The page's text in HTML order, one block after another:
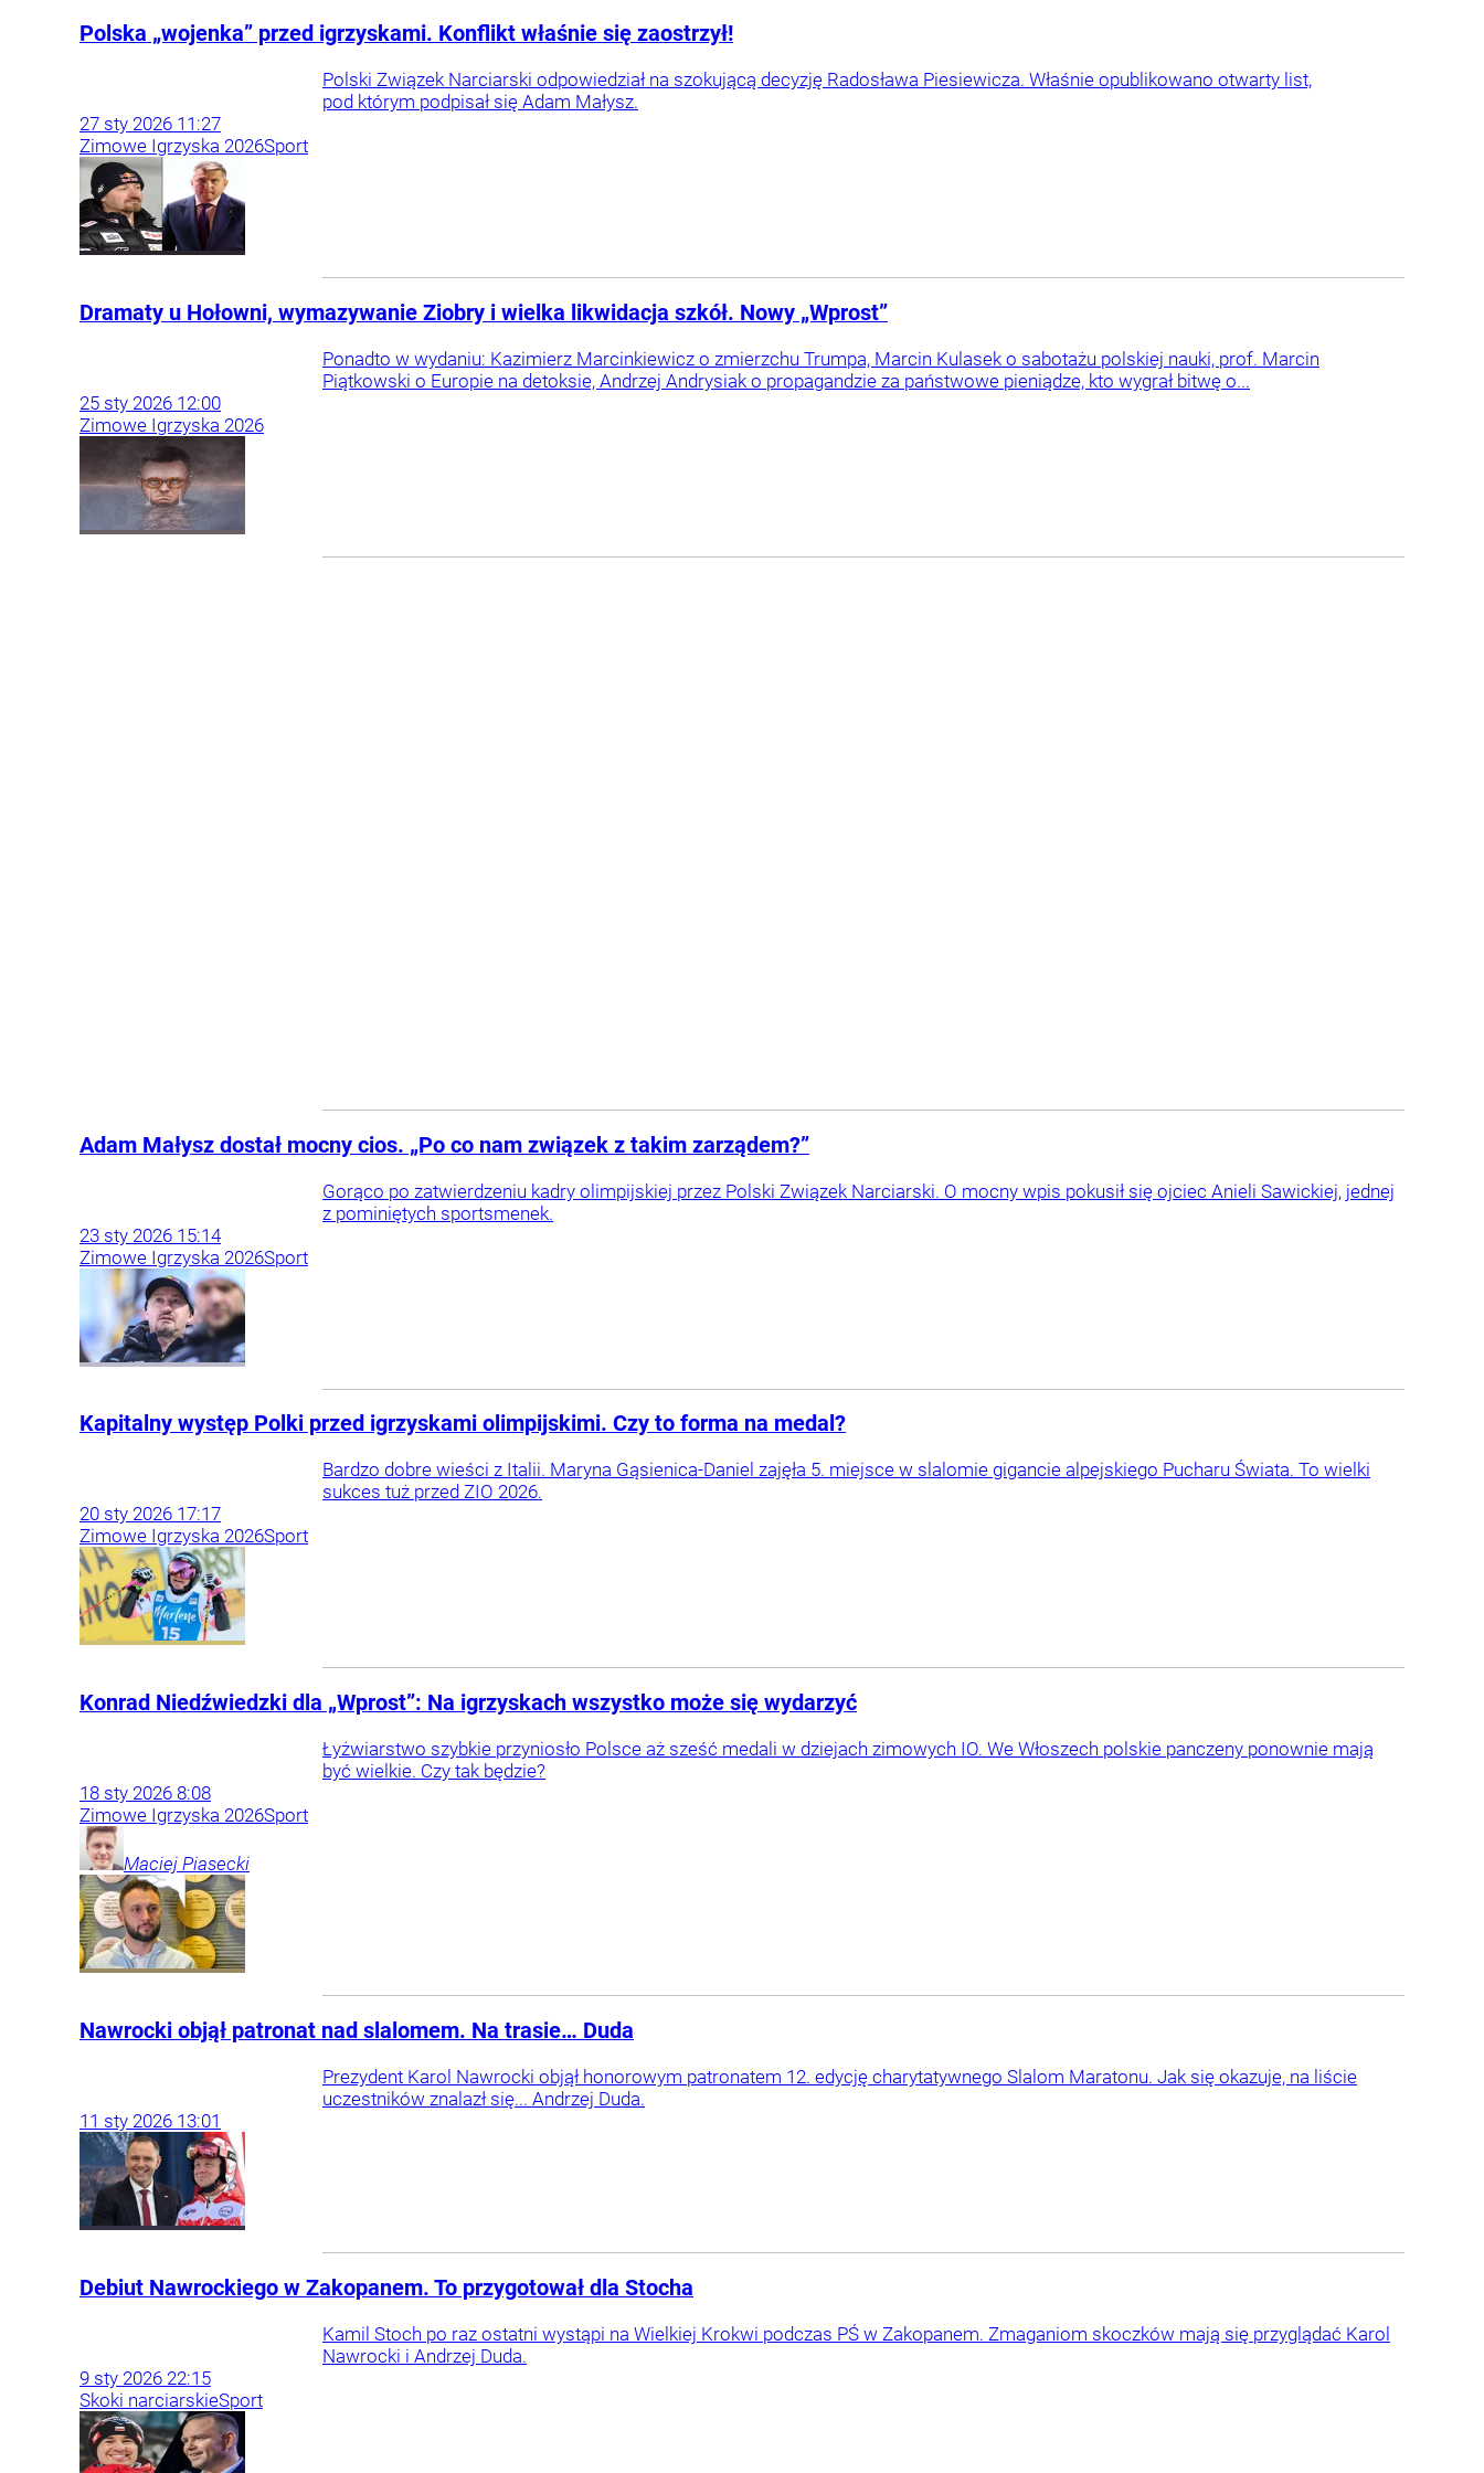
Polska „wojenka” przed igrzyskami. Konflikt właśnie się zaostrzył!
Polski Związek Narciarski odpowiedział na szokującą decyzję Radosława Piesiewicza. Właśnie opublikowano otwarty list,
pod którym podpisał się Adam Małysz.
27 sty 2026 11:27
Zimowe Igrzyska 2026Sport
Dramaty u Hołowni, wymazywanie Ziobry i wielka likwidacja szkół. Nowy „Wprost”
Ponadto w wydaniu: Kazimierz Marcinkiewicz o zmierzchu Trumpa, Marcin Kulasek o sabotażu polskiej nauki, prof. Marcin
Piątkowski o Europie na detoksie, Andrzej Andrysiak o propagandzie za państwowe pieniądze, kto wygrał bitwę o...
25 sty 2026 12:00
Zimowe Igrzyska 2026
Adam Małysz dostał mocny cios. „Po co nam związek z takim zarządem?”
Gorąco po zatwierdzeniu kadry olimpijskiej przez Polski Związek Narciarski. O mocny wpis pokusił się ojciec Anieli Sawickiej, jednej
z pominiętych sportsmenek.
23 sty 2026 15:14
Zimowe Igrzyska 2026Sport
Kapitalny występ Polki przed igrzyskami olimpijskimi. Czy to forma na medal?
Bardzo dobre wieści z Italii. Maryna Gąsienica-Daniel zajęła 5. miejsce w slalomie gigancie alpejskiego Pucharu Świata. To wielki
sukces tuż przed ZIO 2026.
20 sty 2026 17:17
Zimowe Igrzyska 2026Sport
Konrad Niedźwiedzki dla „Wprost”: Na igrzyskach wszystko może się wydarzyć
Łyżwiarstwo szybkie przyniosło Polsce aż sześć medali w dziejach zimowych IO. We Włoszech polskie panczeny ponownie mają
być wielkie. Czy tak będzie?
18 sty 2026 8:08
Zimowe Igrzyska 2026Sport
Maciej Piasecki
Nawrocki objął patronat nad slalomem. Na trasie… Duda
Prezydent Karol Nawrocki objął honorowym patronatem 12. edycję charytatywnego Slalom Maratonu. Jak się okazuje, na liście
uczestników znalazł się... Andrzej Duda.
11 sty 2026 13:01
Debiut Nawrockiego w Zakopanem. To przygotował dla Stocha
Kamil Stoch po raz ostatni wystąpi na Wielkiej Krokwi podczas PŚ w Zakopanem. Zmaganiom skoczków mają się przyglądać Karol
Nawrocki i Andrzej Duda.
9 sty 2026 22:15
Skoki narciarskieSport